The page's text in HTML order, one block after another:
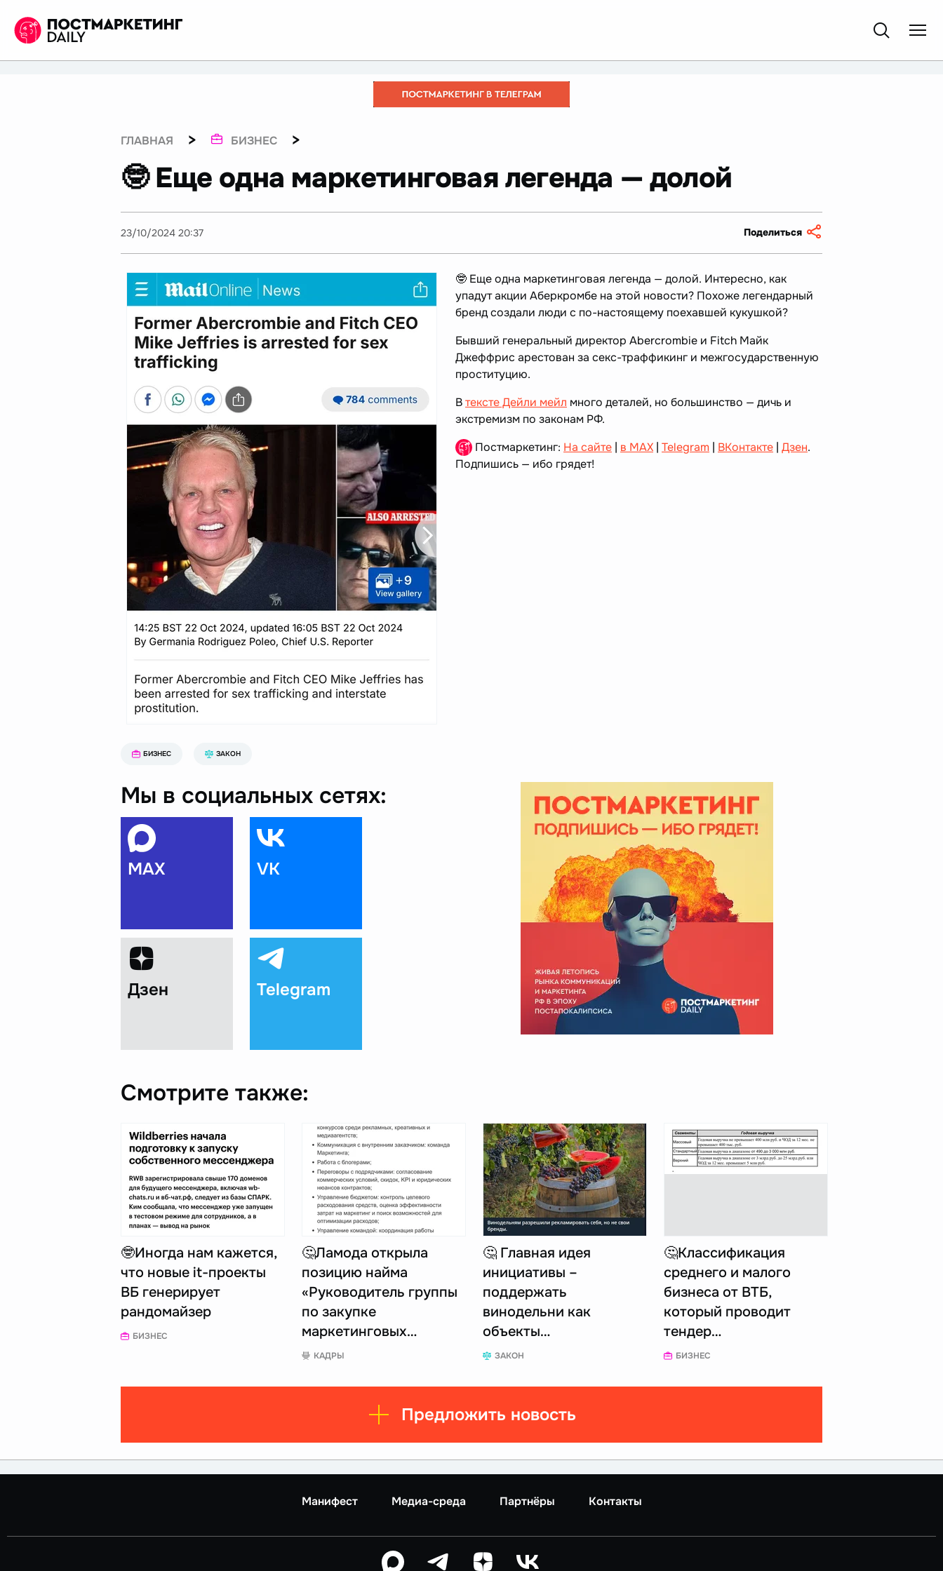
ГЛАВНАЯ > БИЗНЕС >
🤓 Еще одна маркетинговая легенда — долой
23/10/2024 20:37 Поделиться
🤓 Еще одна маркетинговая легенда — долой. Интересно, как
упадут акции Аберкромбе на этой новости? Похоже легендарный
бренд создали люди с по-настоящему поехавшей кукушкой?
Бывший генеральный директор Abercrombie и Fitch Майк
Джеффрис арестован за секс-траффикинг и межгосударственную
проституцию.
Втексте Дейли мейл много деталей, но большинство — дичь и
экстремизм по законам РФ.
Постмаркетинг: На сайте | в MAX | Telegram | ВКонтакте | Дзен.
Подпишись — ибо грядет!
БИЗНЕС ЗАКОН
Мы в социальных сетях:
MAX VK
Дзен Telegram
Смотрите также:
🤓Иногда нам кажется,
что новые it-проекты
ВБ генерирует
рандомайзер
БИЗНЕС
🤔Ламода открыла
позицию найма
«Руководитель группы
по закупке
маркетинговых…
КАДРЫ
🤔 Главная идея
инициативы –
поддержать
винодельни как
объекты…
ЗАКОН
🤔Классификация
среднего и малого
бизнеса от ВТБ,
который проводит
тендер…
БИЗНЕС
Предложить новость
Манифест Медиа-среда Партнёры Контакты